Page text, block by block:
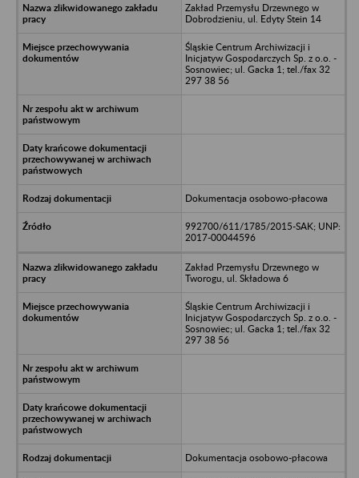
Zakład Przemysłu Drzewnego w
Dobrodzieniu, ul. Edyty Stein 14
Śląskie Centrum Archiwizacji i
Inicjatyw Gospodarczych Sp. z o.o. -
Sosnowiec; ul. Gacka 1; tel./fax 32
297 38 56
Dokumentacja osobowo-płacowa
992700/611/1785/2015-SAK; UNP:
2017-00044596
Zakład Przemysłu Drzewnego w
Tworogu, ul. Składowa 6
Śląskie Centrum Archiwizacji i
Inicjatyw Gospodarczych Sp. z o.o. -
Sosnowiec; ul. Gacka 1; tel./fax 32
297 38 56
Dokumentacja osobowo-płacowa